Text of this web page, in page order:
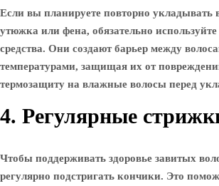
Если вы планируете повторно
утюжка или фена, обязательно
средства. Они создают барьер между
температурами, защищая их от
термозащиту на влажные волосы перед
4. Регулярные
Чтобы поддерживать здоровье завитых
регулярно подстригать кончики. Это